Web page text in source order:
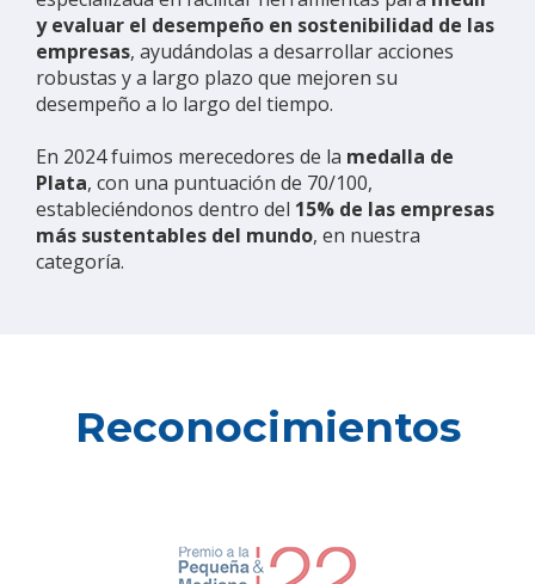
y evaluar el desempeño en sostenibilidad de las
empresas, ayudándolas a desarrollar acciones
robustas y a largo plazo que mejoren su
desempeño a lo largo del tiempo.
En 2024 fuimos merecedores de la medalla de
Plata, con una puntuación de 70/100,
estableciéndonos dentro del 15% de las empresas
más sustentables del mundo, en nuestra
categoría.
Reconocimientos